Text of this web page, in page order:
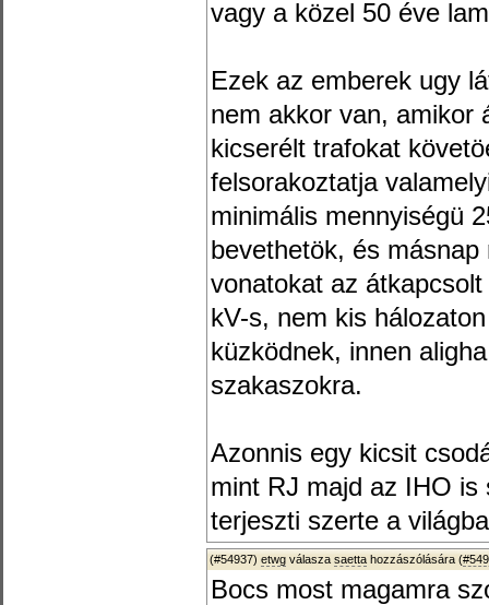
vagy a közel 50 éve
Ezek az emberek ugy
nem akkor van, amikor
kicserélt trafokat
felsorakoztatja
minimális mennyiségü
bevethetök, és
vonatokat az
kV-s, nem kis
küzködnek, innen
szakaszokra.
Azonnis egy kicsit
mint RJ majd az IHO
terjeszti szerte a
(#54937) etwg válasza saetta hozzászólására (
Bocs most magamra